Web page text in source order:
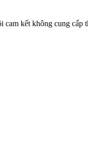
cam kết không cung cấp